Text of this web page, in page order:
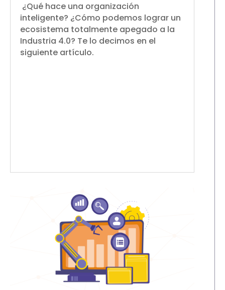
¿Qué hace una organización
inteligente? ¿Cómo podemos lograr un
ecosistema totalmente apegado a la
Industria 4.0? Te lo decimos en el
siguiente artículo.